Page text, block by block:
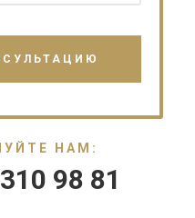
НАМ:
98 81